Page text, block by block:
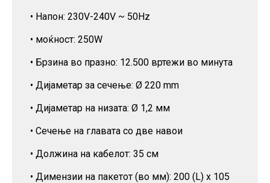
• Напон: 230V-240V ~ 50Hz
• моќност: 250W
• Брзина во празно: 12.500 вртежи во минута
• Дијаметар за сечење: Ø 220 mm
• Дијаметар на низата: Ø 1,2 мм
• Сечење на главата со две навои
• Должина на кабелот: 35 см
• Димензии на пакетот (во мм): 200 (L) x 105